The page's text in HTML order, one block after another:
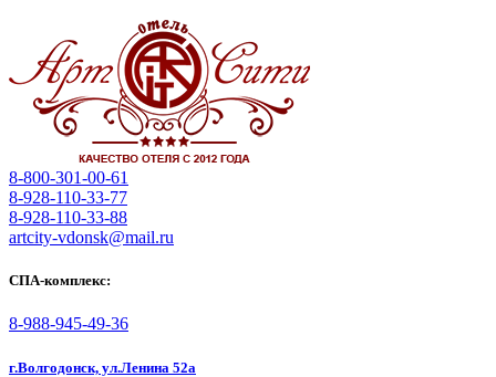
8-800-301-00-61
8-928-110-33-77
8-928-110-33-88
artcity-vdonsk@mail.ru
СПА-комплекс:
8-988-945-49-36
г.Волгодонск, ул.Ленина 52а